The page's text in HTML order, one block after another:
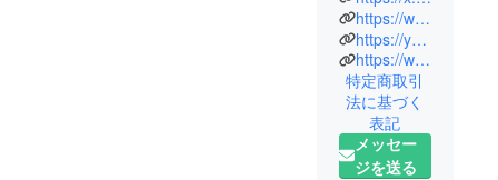
る先生こと
保ノ花えー
るです。
https://web.iriam.app/s/user/VRFTDG5lt6?uuid=4539f1bf
https://youtube.com/@honokayell?si=yVVKp9U3MofeyRO9
https://www.tiktok.com/@honokayell?_t=ZS-8xepc8R90i2&_r=1
特定商取引
法に基づく
表記
メッセー
ジを送る